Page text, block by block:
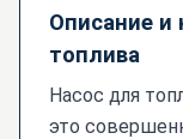
Описание и
топлива
Насос для
это